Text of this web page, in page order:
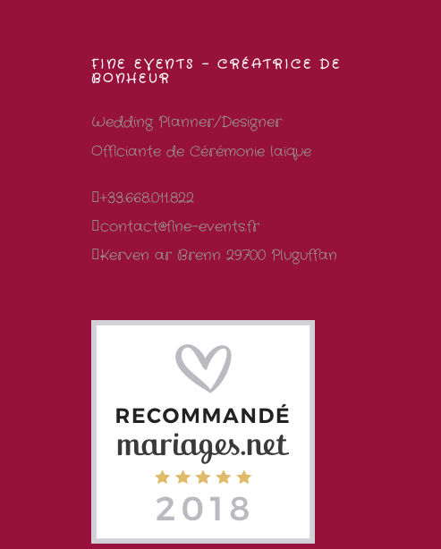
FINE EVENTS – CRÉATRICE DE
BONHEUR
Wedding Planner/Designer
Officiante de Cérémonie laïque
+33.668.011.822
contact@fine-events.fr
Kerven ar Brenn 29700 Pluguffan